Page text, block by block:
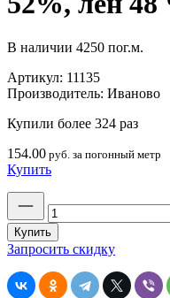
В наличии 4250 пог.м.
Артикул: 11135
Производитель: Иваново
Купили более 324 раз
154.00 руб. за погонный метр
Купить
товара
Брезент
в
Иваново,
ОП,
Купить
Запросить скидку